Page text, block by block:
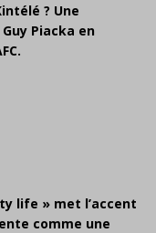
? Une
Piacka en
life » met l’accent
comme une